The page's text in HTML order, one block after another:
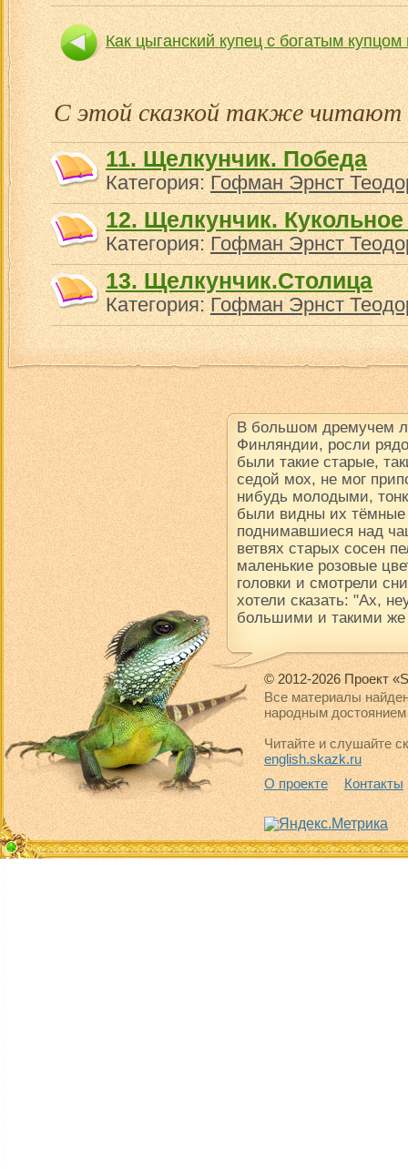
Как цыганский купец с богатым купцом
Как
С этой сказкой также читают
11. Щелкунчик. Победа
Категория:Гофман Эрнст
12. Щелкунчик. Кукольное
Категория:Гофман Эрнст
13. Щелкунчик.Столица
Категория:Гофман Эрнст
В большом дремучем
Финляндии, росли
были такие старые,
седой мох, не мог
нибудь молодыми,
были видны их
поднимавшиеся над
ветвях старых сосен
маленькие розовые
головки и смотрели
хотели сказать: "Ах,
большими и такими
© 2012-2026 Проект
Все материалы
народным достоянием
Читайте и слушайте
english.skazk.ru
О проекте
Контакты